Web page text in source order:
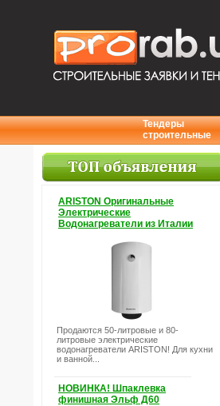
Тендеры
строительные
ARISTON Оригинальные
Электрические
Водонагреватели из Италии
Продаются 50-литровые и 80-
литровые электрические
водонагреватели ARISTON! Для кухни
и ванной...
НОВИНКА! Шпаклевка
финишная Эльф Д60